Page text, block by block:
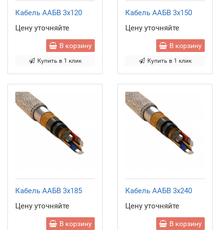
Кабель ААБВ 3x120
Цену уточняйте
В корзину
Купить в 1 клик
Кабель ААБВ 3x150
Цену уточняйте
В корзину
Купить в 1 клик
Кабель ААБВ 3x185
Цену уточняйте
В корзину
Кабель ААБВ 3x240
Цену уточняйте
В корзину